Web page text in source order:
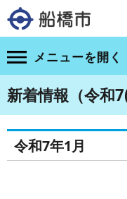
メニューを開く
新着情報（令和
令和7年1月